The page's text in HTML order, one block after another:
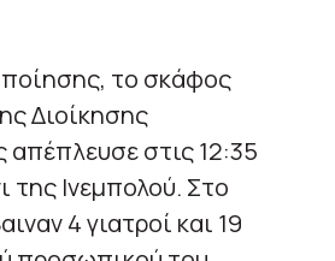
το σκάφος
Διοίκησης
απέπλευσε στις 12:35
της Ινεμπολού. Στο
4 γιατροί και 19